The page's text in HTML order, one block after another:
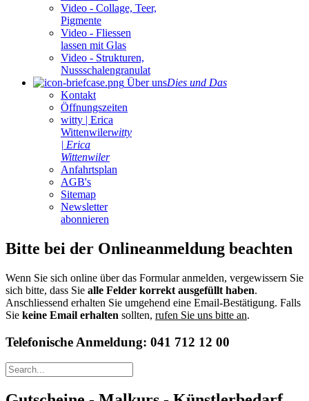
Video - Collage, Teer,
Pigmente
Video - Fliessen
lassen mit Glas
Video - Strukturen,
Nussschalengranulat
Über unsDies und Das
Kontakt
Öffnungszeiten
witty | Erica
Wittenwilerwitty
| Erica
Wittenwiler
Anfahrtsplan
AGB's
Sitemap
Newsletter
abonnieren
Bitte bei der Onlineanmeldung beachten
Wenn Sie sich online über das Formular anmelden, vergewissern Sie
sich bitte, dass Sie alle Felder korrekt ausgefüllt haben.
Anschliessend erhalten Sie umgehend eine Email-Bestätigung. Falls
Sie keine Email erhalten sollten, rufen Sie uns bitte an.
Telefonische Anmeldung: 041 712 12 00